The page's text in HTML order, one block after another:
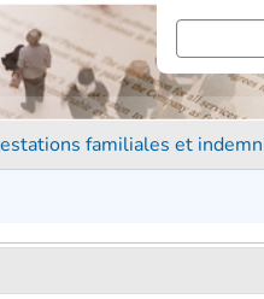
familiales et